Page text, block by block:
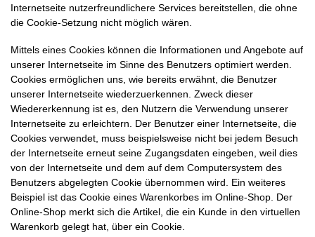
Internetseite nutzerfreundlichere Services bereitstellen, die ohne
die Cookie-Setzung nicht möglich wären.
Mittels eines Cookies können die Informationen und Angebote auf
unserer Internetseite im Sinne des Benutzers optimiert werden.
Cookies ermöglichen uns, wie bereits erwähnt, die Benutzer
unserer Internetseite wiederzuerkennen. Zweck dieser
Wiedererkennung ist es, den Nutzern die Verwendung unserer
Internetseite zu erleichtern. Der Benutzer einer Internetseite, die
Cookies verwendet, muss beispielsweise nicht bei jedem Besuch
der Internetseite erneut seine Zugangsdaten eingeben, weil dies
von der Internetseite und dem auf dem Computersystem des
Benutzers abgelegten Cookie übernommen wird. Ein weiteres
Beispiel ist das Cookie eines Warenkorbes im Online-Shop. Der
Online-Shop merkt sich die Artikel, die ein Kunde in den virtuellen
Warenkorb gelegt hat, über ein Cookie.